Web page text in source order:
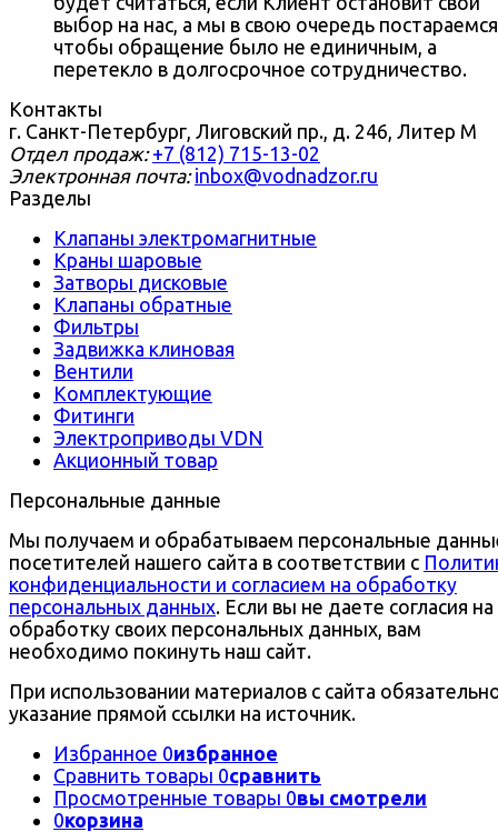
выбор на нас, а мы в свою очередь постараемся
чтобы обращение было не единичным, а
перетекло в долгосрочное сотрудничество.
Контакты
г. Санкт-Петербург, Лиговский пр., д. 246, Литер М
Отдел продаж: +7 (812) 715-13-02
Электронная почта: inbox@vodnadzor.ru
Разделы
Клапаны электромагнитные
Краны шаровые
Затворы дисковые
Клапаны обратные
Фильтры
Задвижка клиновая
Вентили
Комплектующие
Фитинги
Электроприводы VDN
Акционный товар
Персональные данные
Мы получаем и обрабатываем персональные
посетителей нашего сайта в соответствии с
конфиденциальности и согласием на обработку
персональных данных. Если вы не даете согласия на
обработку своих персональных данных, вам
необходимо покинуть наш сайт.
При использовании материалов с сайта
указание прямой ссылки на источник.
Избранное 0избранное
Сравнить товары 0сравнить
Просмотренные товары 0вы смотрели
0корзина